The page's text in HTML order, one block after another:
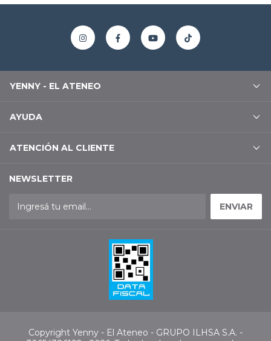
YENNY - EL ATENEO
AYUDA
ATENCIÓN AL CLIENTE
NEWSLETTER
Copyright Yenny - El Ateneo - GRUPO ILHSA S.A. -